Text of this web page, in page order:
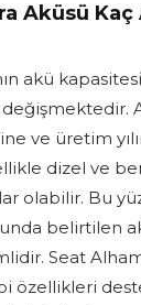
Aküsü Kaç
akü
değişmektedir.
ve üretim
dizel ve
olabilir. Bu
belirtilen
Seat
özellikleri